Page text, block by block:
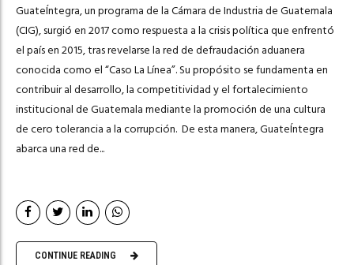
GuateÍntegra, un programa de la Cámara de Industria de Guatemala
(CIG), surgió en 2017 como respuesta a la crisis política que enfrentó
el país en 2015, tras revelarse la red de defraudación aduanera
conocida como el “Caso La Línea”. Su propósito se fundamenta en
contribuir al desarrollo, la competitividad y el fortalecimiento
institucional de Guatemala mediante la promoción de una cultura
de cero tolerancia a la corrupción. De esta manera, GuateÍntegra
abarca una red de...
CONTINUE READING